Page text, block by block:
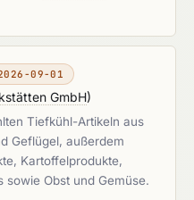
09-01
GmbH)
Tiefkühl-Artikeln aus
Geflügel, außerdem
Kartoffelprodukte,
sowie Obst und Gemüse.